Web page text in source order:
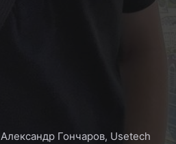
Александр Гончаров, Usetech